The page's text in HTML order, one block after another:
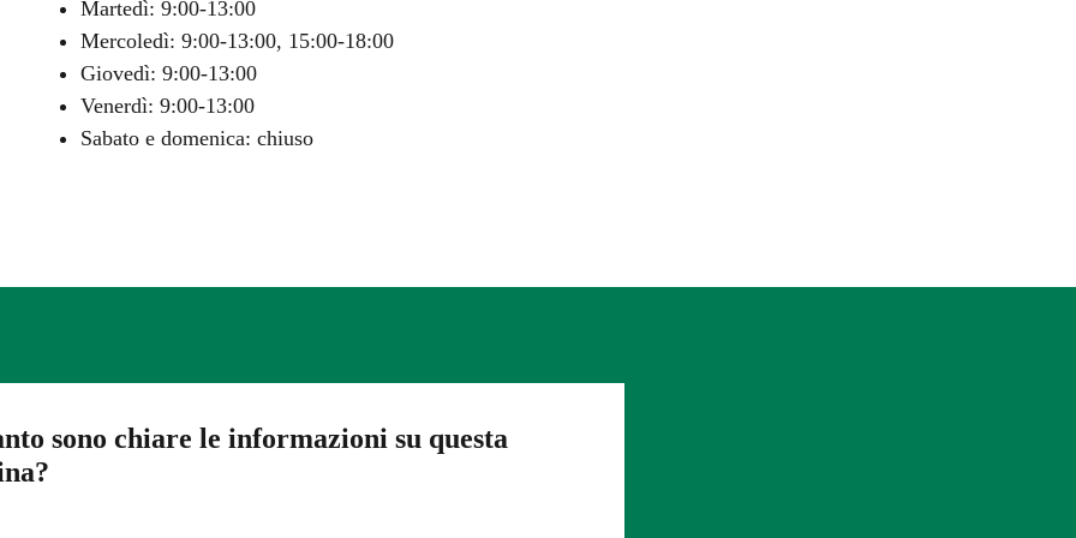
Martedì: 9:00-13:00
Mercoledì: 9:00-13:00, 15:00-18:00
Giovedì: 9:00-13:00
Venerdì: 9:00-13:00
Sabato e domenica: chiuso
sono chiare le informazioni su questa